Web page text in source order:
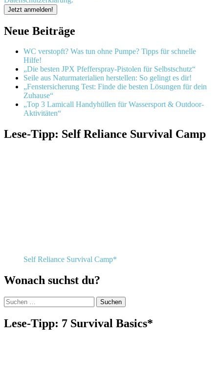
Neue Beiträge
WC verstopft? Was tun ohne Pumpe? Tipps für schnelle
Hilfe!
„Die besten JPX Pfefferspray-Pistolen für Selbstschutz“
Seile aus Naturmaterialien herstellen: So gelingt es dir!
„Fenstersicherung Test: Finde die besten Lösungen für dein
Zuhause“
„Top 3 Lamicall Handyhüllen für Wassersport & Outdoor-
Aktivitäten“
Lese-Tipp: Self Reliance Survival Camp
Self Reliance Survival Camp*
Wonach suchst du?
Suchen
nach:
Lese-Tipp: 7 Survival Basics*